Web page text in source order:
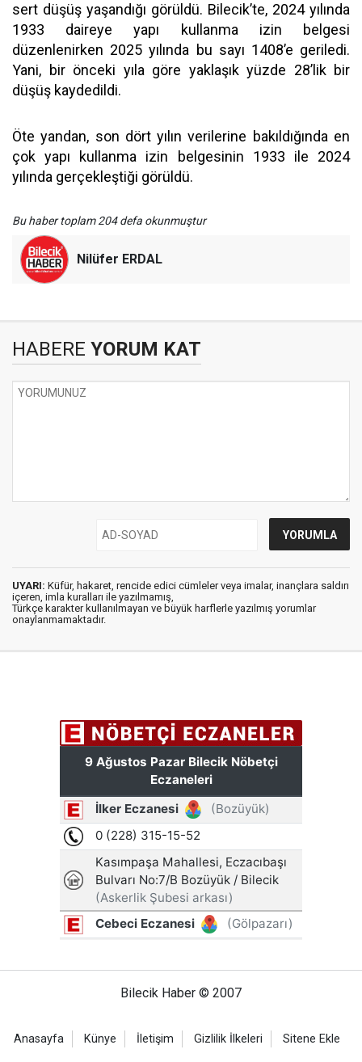
sert düşüş yaşandığı görüldü. Bilecik’te, 2024 yılında
1933 daireye yapı kullanma izin belgesi
düzenlenirken 2025 yılında bu sayı 1408’e geriledi.
Yani, bir önceki yıla göre yaklaşık yüzde 28’lik bir
düşüş kaydedildi.
Öte yandan, son dört yılın verilerine bakıldığında en
çok yapı kullanma izin belgesinin 1933 ile 2024
yılında gerçekleştiği görüldü.
Bu haber toplam 204 defa okunmuştur
Nilüfer ERDAL
HABERE YORUM KAT
UYARI: Küfür, hakaret, rencide edici cümleler veya imalar, inançlara saldırı
içeren, imla kuralları ile yazılmamış,
Türkçe karakter kullanılmayan ve büyük harflerle yazılmış yorumlar
onaylanmamaktadır.
Bilecik Haber © 2007
Anasayfa Künye İletişim Gizlilik İlkeleri Sitene Ekle